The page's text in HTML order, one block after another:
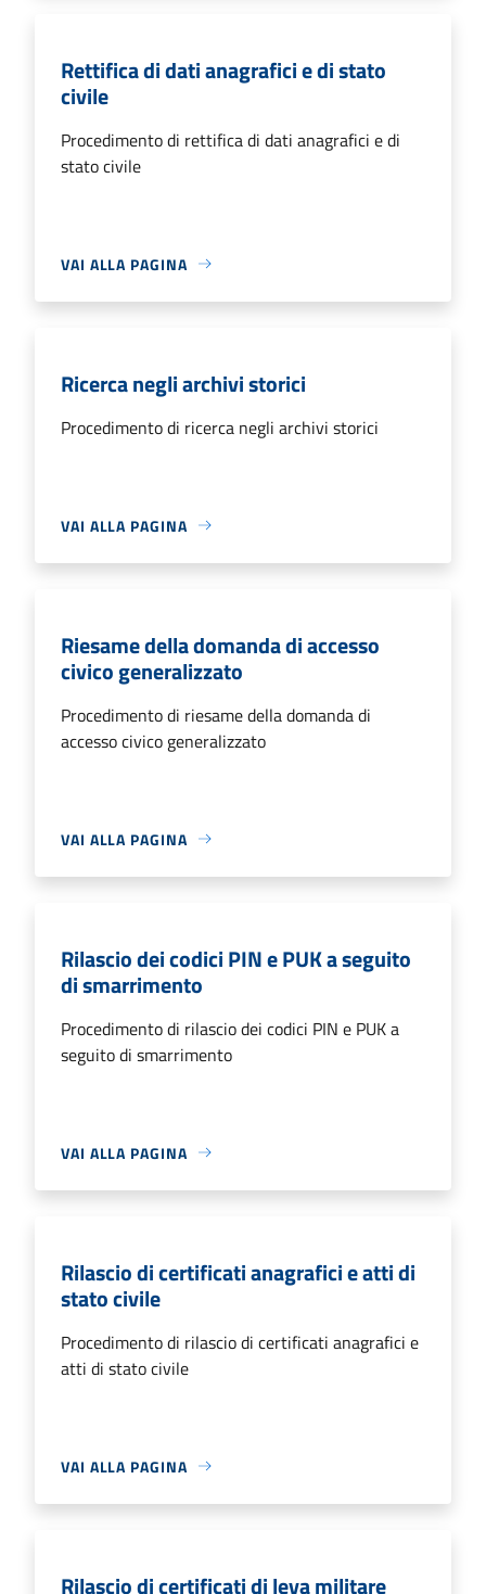
Rettifica di dati anagrafici e di stato
civile
Procedimento di rettifica di dati anagrafici e di
stato civile
VAI ALLA PAGINA
Ricerca negli archivi storici
Procedimento di ricerca negli archivi storici
VAI ALLA PAGINA
Riesame della domanda di accesso
civico generalizzato
Procedimento di riesame della domanda di
accesso civico generalizzato
VAI ALLA PAGINA
Rilascio dei codici PIN e PUK a seguito
di smarrimento
Procedimento di rilascio dei codici PIN e PUK a
seguito di smarrimento
VAI ALLA PAGINA
Rilascio di certificati anagrafici e atti di
stato civile
Procedimento di rilascio di certificati anagrafici e
atti di stato civile
VAI ALLA PAGINA
Rilascio di certificati di leva militare